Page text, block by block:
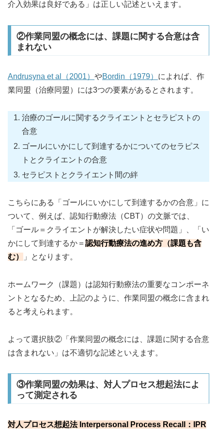
介入効果は良好である」は正しい記述といえます。
②作業同盟の概念には、課題に関する合意は含
まれない
Andrusyna et al（2001） やBordin（1979） によれば、作
業同盟（治療同盟）には3つの要素があるとされます。
治療のゴールに関するクライエントとセラピストの
合意
ゴールにいかにして到達するかについてのセラピス
トとクライエントの合意
セラピストとクライエント間の絆
こちらにある「ゴールにいかにして到達するかの合意」に
ついて、例えば、認知行動療法（CBT）の文脈では、
「ゴール＝クライエントが解決したい症状や問題」、「い
かにして到達するか＝ 認知行動療法の進め方（課題も含
む）
」となります。
ホームワーク（課題）は認知行動療法の重要なコンポーネ
ントとなるため、上記のように、作業同盟の概念に含まれ
ると考えられます。
よって選択肢②「作業同盟の概念には、課題に関する合意
は含まれない」は不適切な記述といえます。
③作業同盟の効果は、対人プロセス想起法によ
って測定される
対人プロセス想起法 Interpersonal Process Recall：IPR